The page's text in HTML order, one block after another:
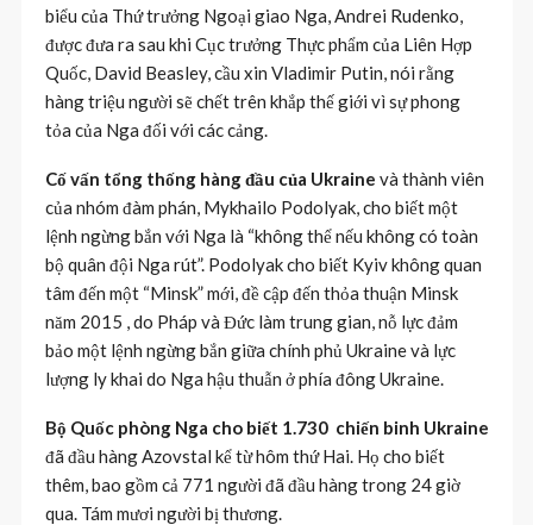
biểu của Thứ trưởng Ngoại giao Nga, Andrei Rudenko,
được đưa ra sau khi Cục trưởng Thực phẩm của Liên Hợp
Quốc, David Beasley, cầu xin Vladimir Putin, nói rằng
hàng triệu người sẽ chết trên khắp thế giới vì sự phong
tỏa của Nga đối với các cảng.
Cố vấn tổng thống hàng đầu của Ukraine và thành viên
của nhóm đàm phán, Mykhailo Podolyak, cho biết một
lệnh ngừng bắn với Nga là “không thể nếu không có toàn
bộ quân đội Nga rút”. Podolyak cho biết Kyiv không quan
tâm đến một “Minsk” mới, đề cập đến thỏa thuận Minsk
năm 2015 , do Pháp và Đức làm trung gian, nỗ lực đảm
bảo một lệnh ngừng bắn giữa chính phủ Ukraine và lực
lượng ly khai do Nga hậu thuẫn ở phía đông Ukraine.
Bộ Quốc phòng Nga cho biết 1.730 chiến binh Ukraine
đã đầu hàng Azovstal kể từ hôm thứ Hai. Họ cho biết
thêm, bao gồm cả 771 người đã đầu hàng trong 24 giờ
qua. Tám mươi người bị thương.